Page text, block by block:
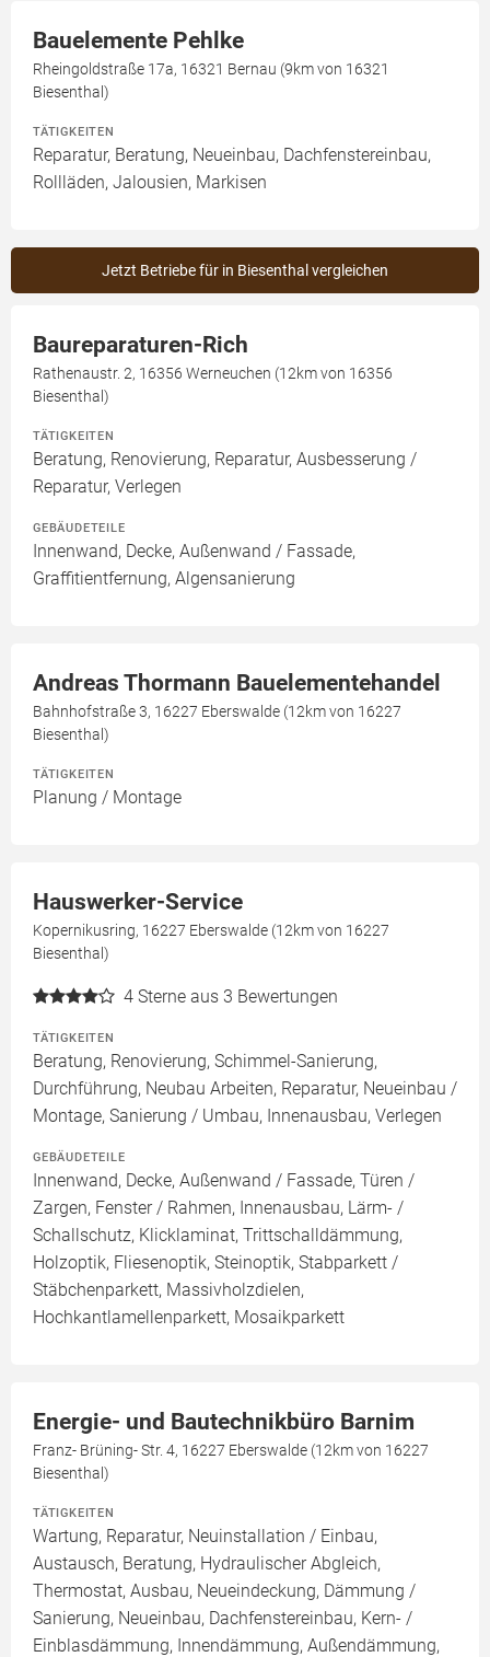
Bauelemente Pehlke
Rheingoldstraße 17a, 16321 Bernau (9km von 16321
Biesenthal)
TÄTIGKEITEN
Reparatur, Beratung, Neueinbau, Dachfenstereinbau,
Rollläden, Jalousien, Markisen
Jetzt Betriebe für in Biesenthal vergleichen
Baureparaturen-Rich
Rathenaustr. 2, 16356 Werneuchen (12km von 16356
Biesenthal)
TÄTIGKEITEN
Beratung, Renovierung, Reparatur, Ausbesserung /
Reparatur, Verlegen
GEBÄUDETEILE
Innenwand, Decke, Außenwand / Fassade,
Graffitientfernung, Algensanierung
Andreas Thormann Bauelementehandel
Bahnhofstraße 3, 16227 Eberswalde (12km von 16227
Biesenthal)
TÄTIGKEITEN
Planung / Montage
Hauswerker-Service
Kopernikusring, 16227 Eberswalde (12km von 16227
Biesenthal)
4 Sterne aus 3 Bewertungen
TÄTIGKEITEN
Beratung, Renovierung, Schimmel-Sanierung,
Durchführung, Neubau Arbeiten, Reparatur, Neueinbau /
Montage, Sanierung / Umbau, Innenausbau, Verlegen
GEBÄUDETEILE
Innenwand, Decke, Außenwand / Fassade, Türen /
Zargen, Fenster / Rahmen, Innenausbau, Lärm- /
Schallschutz, Klicklaminat, Trittschalldämmung,
Holzoptik, Fliesenoptik, Steinoptik, Stabparkett /
Stäbchenparkett, Massivholzdielen,
Hochkantlamellenparkett, Mosaikparkett
Energie- und Bautechnikbüro Barnim
Franz- Brüning- Str. 4, 16227 Eberswalde (12km von 16227
Biesenthal)
TÄTIGKEITEN
Wartung, Reparatur, Neuinstallation / Einbau,
Austausch, Beratung, Hydraulischer Abgleich,
Thermostat, Ausbau, Neueindeckung, Dämmung /
Sanierung, Neueinbau, Dachfenstereinbau, Kern- /
Einblasdämmung, Innendämmung, Außendämmung,